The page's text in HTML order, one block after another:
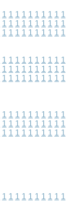
1 1 1 1 1 1 1 1 1 1
1 1 1 1 1 1 1 1 1 1
1 1 1 1 1 1 1 1 1 1
1 1 1 1 1 1 1 1 1 1
1 1 1 1 1 1 1 1 1 1
1 1 1 1 1 1 1 1 1 1
1 1 1 1 1 1 1 1 1 1
1 1 1 1 1 1 1 1 1 1
1 1 1 1 1 1 1 1 1 1
1 1 1 1 1 1 1 1 1 1